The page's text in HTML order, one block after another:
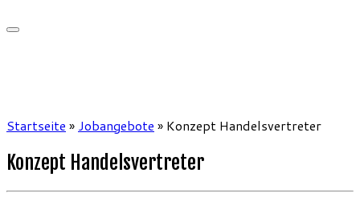
Startseite » Jobangebote » Konzept Handelsvertreter
Konzept Handelsvertreter